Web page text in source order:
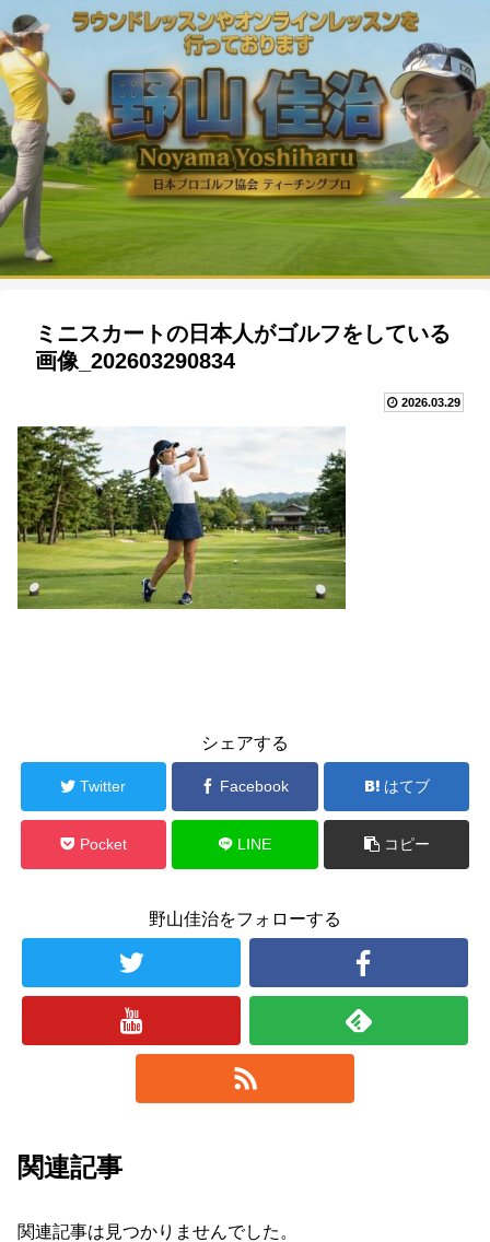
ミニスカートの日本人がゴルフをしている
画像_202603290834
2026.03.29
シェアする
Twitter Facebook はてブ
Pocket LINE コピー
野山佳治をフォローする
関連記事
関連記事は見つかりませんでした。